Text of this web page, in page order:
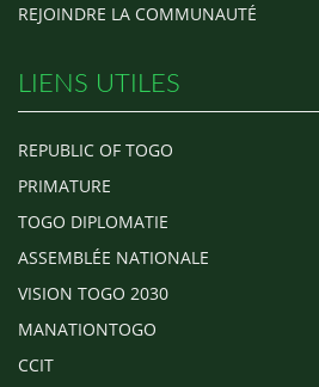
REJOINDRE LA COMMUNAUTÉ
LIENS UTILES
REPUBLIC OF TOGO
PRIMATURE
TOGO DIPLOMATIE
ASSEMBLÉE NATIONALE
VISION TOGO 2030
MANATIONTOGO
CCIT